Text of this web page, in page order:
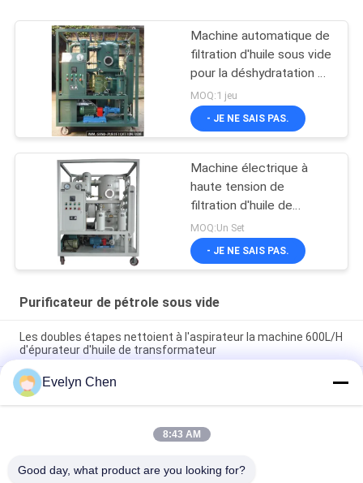
Machine automatique de
filtration d'huile sous vide
pour la déshydratation et
le dégazage d'huile de
transformateur
MOQ:1 jeu
- JE NE SAIS PAS.
Machine électrique à
haute tension de
filtration d'huile de
transformateur
horizontale sur la ligne
travail
MOQ:Un Set
- JE NE SAIS PAS.
Purificateur de pétrole sous vide
Les doubles étapes nettoient à l'aspirateur la machine 600L/H
d'épurateur d'huile de transformateur
Phosphate résistant au feu Ester Vacuum Oil Purifier
Dehydration 3000L/H
Machine de déshydratation d'huile d'isolation d'ABB pour la
sous-station de transformateur, la couverture de preuve de
Evelyn Chen
8:43 AM
Good day, what product are you looking for?